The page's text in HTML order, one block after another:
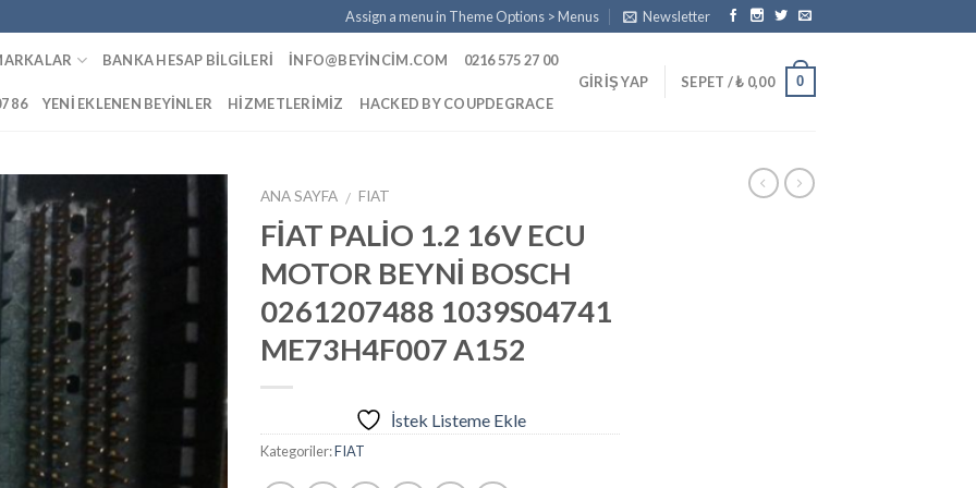
Assign a menu in Theme Options > Menus Newsletter
BANKA HESAP BILGILERI INFO@BEYINCIM.COM 0216 575 27 00
86 YENI EKLENEN BEYINLER HIZMETLERIMIZ HACKED BY COUPDEGRACE
GIRIŞ YAP SEPET /₺ 0,00 0
Listeme
Ekle
ANA SAYFA / FIAT
FİAT PALİO 1.2 16V ECU
MOTOR BEYNİ BOSCH
0261207488 1039S04741
ME73H4F007 A152
İstek Listeme Ekle
Kategoriler:FIAT